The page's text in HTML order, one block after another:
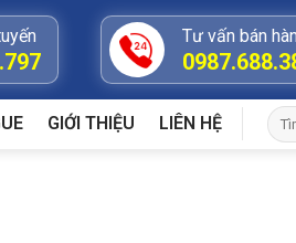
Tư vấn bán
GIỚI THIỆU LIÊN HỆ
Tìm